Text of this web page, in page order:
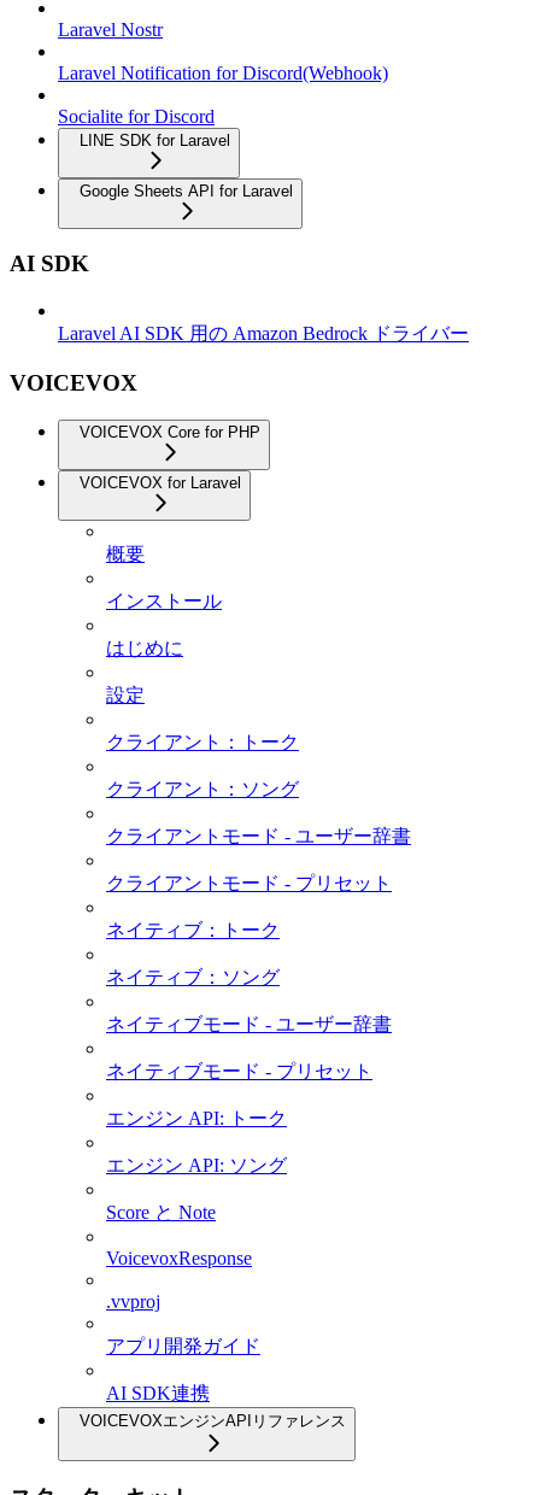
Laravel Nostr
Laravel Notification for Discord(Webhook)
Socialite for Discord
LINE SDK for Laravel
Google Sheets API for Laravel
AI SDK
Laravel AI SDK 用の Amazon Bedrock ドライバー
VOICEVOX
VOICEVOX Core for PHP
VOICEVOX for Laravel
概要
インストール
はじめに
設定
クライアント：トーク
クライアント：ソング
クライアントモード - ユーザー辞書
クライアントモード - プリセット
ネイティブ：トーク
ネイティブ：ソング
ネイティブモード - ユーザー辞書
ネイティブモード - プリセット
エンジン API: トーク
エンジン API: ソング
Score と Note
VoicevoxResponse
.vvproj
アプリ開発ガイド
AI SDK連携
VOICEVOXエンジンAPIリファレンス